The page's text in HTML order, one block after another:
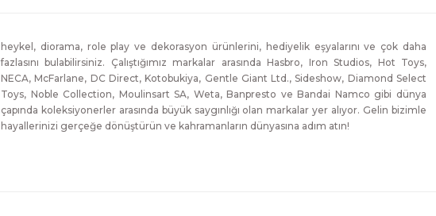
heykel, diorama, role play ve dekorasyon ürünlerini, hediyelik eşyalarını ve çok daha
fazlasını bulabilirsiniz. Çalıştığımız markalar arasında Hasbro, Iron Studios, Hot Toys,
NECA, McFarlane, DC Direct, Kotobukiya, Gentle Giant Ltd., Sideshow, Diamond Select
Toys, Noble Collection, Moulinsart SA, Weta, Banpresto ve Bandai Namco gibi dünya
çapında koleksiyonerler arasında büyük saygınlığı olan markalar yer alıyor. Gelin bizimle
hayallerinizi gerçeğe dönüştürün ve kahramanların dünyasına adım atın!